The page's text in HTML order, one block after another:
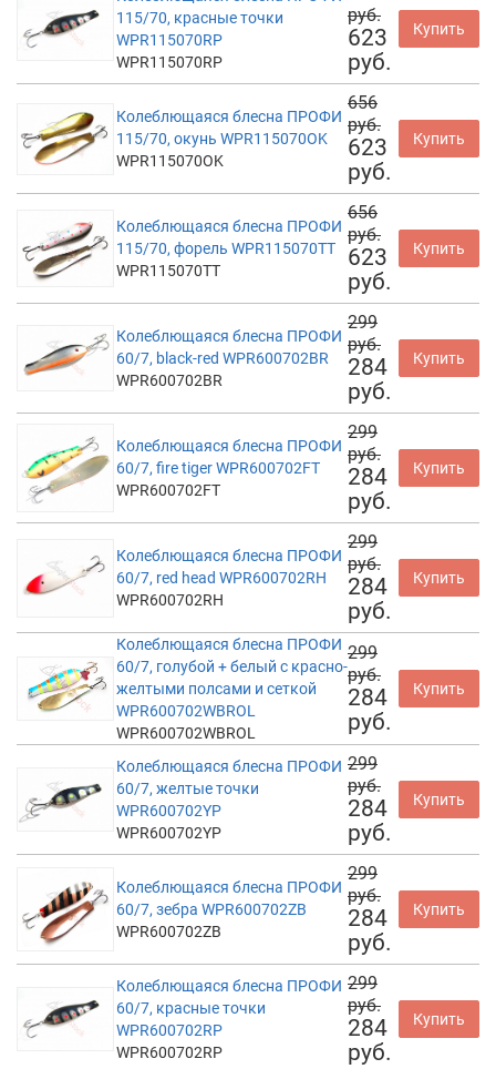
115/70, красные точки
WPR115070RP
WPR115070RP
руб.
623
руб.
Купить
Колеблющаяся блесна ПРОФИ
115/70, окунь WPR115070OK
WPR115070OK
656
руб.
623
руб.
Купить
Колеблющаяся блесна ПРОФИ
115/70, форель WPR115070TT
WPR115070TT
656
руб.
623
руб.
Купить
Колеблющаяся блесна ПРОФИ
60/7, black-red WPR600702BR
WPR600702BR
299
руб.
284
руб.
Купить
Колеблющаяся блесна ПРОФИ
60/7, fire tiger WPR600702FT
WPR600702FT
299
руб.
284
руб.
Купить
Колеблющаяся блесна ПРОФИ
60/7, red head WPR600702RH
WPR600702RH
299
руб.
284
руб.
Купить
Колеблющаяся блесна ПРОФИ
60/7, голубой + белый с красно-
желтыми полсами и сеткой
WPR600702WBROL
WPR600702WBROL
299
руб.
284
руб.
Купить
Колеблющаяся блесна ПРОФИ
60/7, желтые точки
WPR600702YP
WPR600702YP
299
руб.
284
руб.
Купить
Колеблющаяся блесна ПРОФИ
60/7, зебра WPR600702ZB
WPR600702ZB
299
руб.
284
руб.
Купить
Колеблющаяся блесна ПРОФИ
60/7, красные точки
WPR600702RP
WPR600702RP
299
руб.
284
руб.
Купить